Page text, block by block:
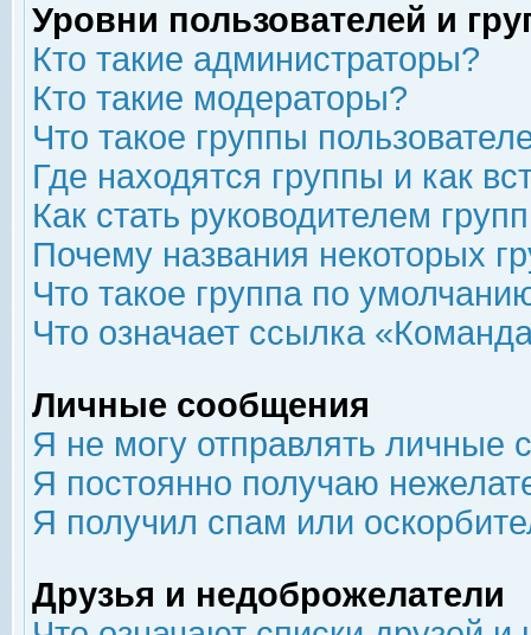
Уровни пользователей и
Кто такие администраторы?
Кто такие модераторы?
Что такое группы
Где находятся группы и как
Как стать руководителем
Почему названия некоторых
Что такое группа по
Что означает ссылка
Личные сообщения
Я не могу отправлять личные
Я постоянно получаю
Я получил спам или
Друзья и недоброжелатели